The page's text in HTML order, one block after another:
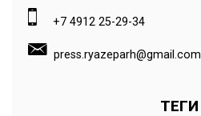
+7 4912 25-29-34
press.ryazeparh@gmail.com
ТЕГИ